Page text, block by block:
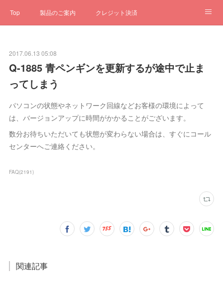
Top 製品のご案内 クレジット決済
お問合せ
2017.06.13 05:08
Q-1885 青ペンギンを更新するが途中で止ま
ってしまう
パソコンの状態やネットワーク回線などお客様の環境によって
は、バージョンアップに時間がかかることがございます。
数分お待ちいただいても状態が変わらない場合は、すぐにコール
センターへご連絡ください。
FAQ(2191)
関連記事